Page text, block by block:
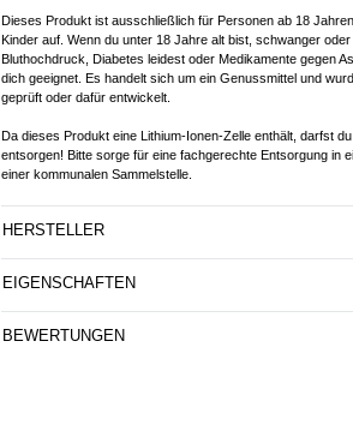
Dieses Produkt ist ausschließlich für Personen ab 18
Kinder auf. Wenn du unter 18 Jahre alt bist, schwanger
Bluthochdruck, Diabetes leidest oder Medikamente gegen
dich geeignet. Es handelt sich um ein Genussmittel und
geprüft oder dafür entwickelt.
Da dieses Produkt eine Lithium-Ionen-Zelle enthält, darfst
entsorgen! Bitte sorge für eine fachgerechte Entsorgung in
einer kommunalen Sammelstelle.
HERSTELLER
EIGENSCHAFTEN
BEWERTUNGEN